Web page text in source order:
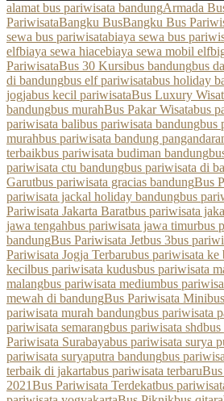
alamat bus pariwisata bandungArmada
PariwisataBangku BusBangku Bus
sewa bus pariwisatabiaya sewa bus
elfbiaya sewa hiacebiaya sewa mobil elf
PariwisataBus 30 Kursibus bandungbus
di bandungbus elf pariwisatabus holiday
jogjabus kecil pariwisataBus Luxury
bandungbus murahBus Pakar Wisatabus
pariwisata balibus pariwisata bandungbus
murahbus pariwisata bandung
terbaikbus pariwisata budiman bandung
pariwisata ctu bandungbus pariwisata di
Garutbus pariwisata gracias bandungBus
pariwisata jackal holiday bandungbus
Pariwisata Jakarta Baratbus pariwisata
jawa tengahbus pariwisata jawa timurbus
bandungBus Pariwisata Jetbus 3bus
Pariwisata Jogja Terbarubus pariwisata ke
kecilbus pariwisata kudusbus pariwisata
malangbus pariwisata mediumbus
mewah di bandungBus Pariwisata Mini
pariwisata murah bandungbus pariwisata
pariwisata semarangbus pariwisata shdbus
Pariwisata Surabayabus pariwisata surya
pariwisata suryaputra bandungbus
terbaik di jakartabus pariwisata terbaru
2021Bus Pariwisata Terdekatbus